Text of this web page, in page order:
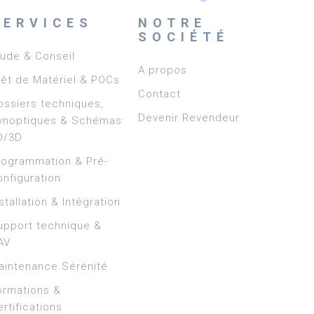
& Conseil
de Matériel & POCs
techniques,
& Schémas
3D
& Pré-
& Intégration
technique &
Sérénité
&
NOTRE
SOCIÉTÉ
A propos
Contact
Devenir Revendeur